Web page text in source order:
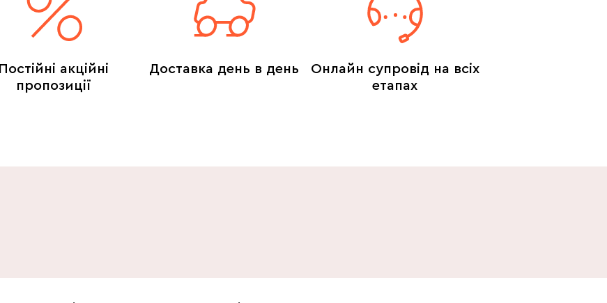
Постійні акційні
пропозиції
Доставка день в день
Онлайн супровід на всіх
етапах